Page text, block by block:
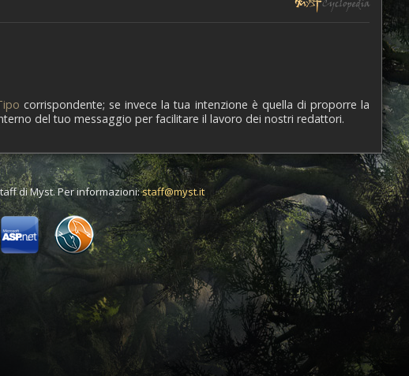
corrispondente; se invece la tua intenzione è quella di proporre la
del tuo messaggio per facilitare il lavoro dei nostri redattori.
di Myst. Per informazioni:staff@myst.it